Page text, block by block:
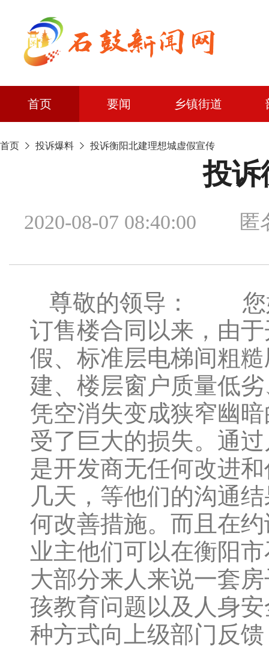
首页 要闻 乡镇街道
首页 投诉爆料 投诉衡阳北建理想城虚假宣传
投诉
2020-08-07 08:40:00
尊敬的领导： 您好
订售楼合同以来，由
假、标准层电梯间粗
建、楼层窗户质量低
凭空消失变成狭窄幽
受了巨大的损失。通
是开发商无任何改进
几天，等他们的沟通
何改善措施。而且在
业主他们可以在衡阳
大部分来人来说一套
孩教育问题以及人身
种方式向上级部门反